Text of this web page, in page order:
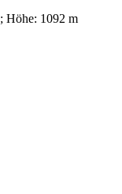
; Höhe: 1092 m